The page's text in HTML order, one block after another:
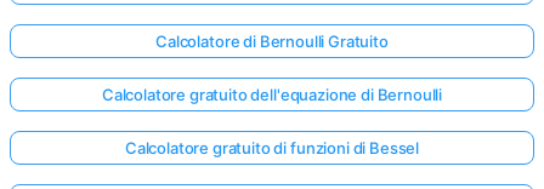
Calcolatore di Bernoulli Gratuito
Calcolatore gratuito dell'equazione di Bernoulli
Calcolatore gratuito di funzioni di Bessel